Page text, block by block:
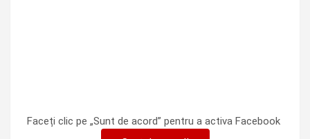
Faceți clic pe „Sunt de acord” pentru a activa Facebook